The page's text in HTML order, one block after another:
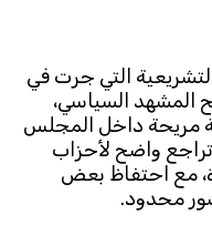
Polls
Writers
التي جرت في
ملامح المشهد السياسي،
مريحة داخل المجلس
واضح لأحزاب
مع احتفاظ بعض
محدود.